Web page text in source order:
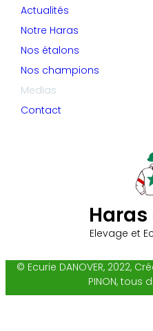
Haras
Elevage et
Actualités
Notre Haras
Nos étalons
Nos champions
Medias
Contact
© Ecurie DANOVER, 2022,
PINON, tous